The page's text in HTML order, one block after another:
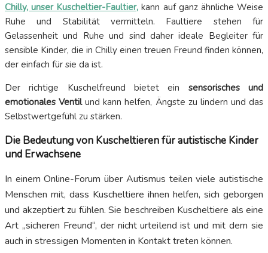
Chilly, unser Kuscheltier-Faultier, kann auf ganz ähnliche Weise
Ruhe und Stabilität vermitteln. Faultiere stehen für
Gelassenheit und Ruhe und sind daher ideale Begleiter für
sensible Kinder, die in Chilly einen treuen Freund finden können,
der einfach für sie da ist.
Der richtige Kuschelfreund bietet ein sensorisches und
emotionales Ventilund kann helfen, Ängste zu lindern und das
Selbstwertgefühl zu stärken.
Die Bedeutung von Kuscheltieren für autistische Kinder
und Erwachsene
In einem Online-Forum über Autismus teilen viele autistische
Menschen mit, dass Kuscheltiere ihnen helfen, sich geborgen
und akzeptiert zu fühlen. Sie beschreiben Kuscheltiere als eine
Art „sicheren Freund“, der nicht urteilend ist und mit dem sie
auch in stressigen Momenten in Kontakt treten können.